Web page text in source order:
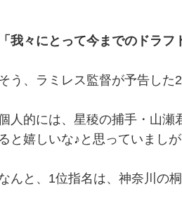
「我々にとって今までのドラ
う、ラミレス監督が予告した
人的には、星稜の捕手・山瀬
ると嬉しいな♪と思っていましが
んと、1位指名は、神奈川の